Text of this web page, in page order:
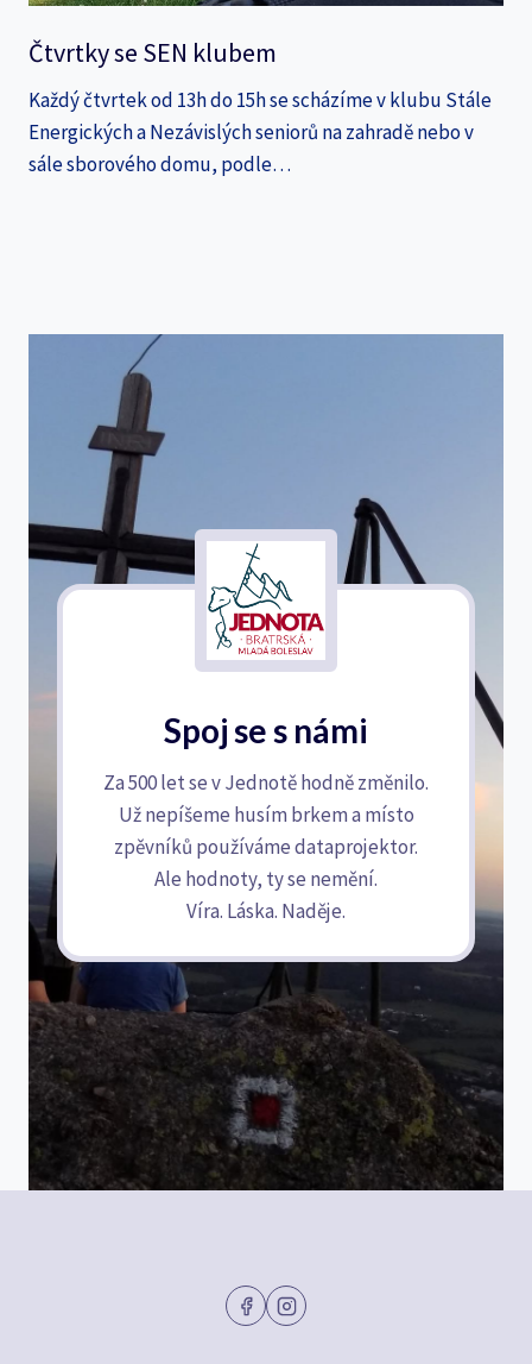
Čtvrtky se SEN klubem
Každý čtvrtek od 13h do 15h se scházíme v klubu Stále
Energických a Nezávislých seniorů na zahradě nebo v
sále sborového domu, podle…
Spoj se s námi
Za 500 let se v Jednotě hodně změnilo.
Už nepíšeme husím brkem a místo
zpěvníků používáme dataprojektor.
Ale hodnoty, ty se nemění.
Víra. Láska. Naděje.